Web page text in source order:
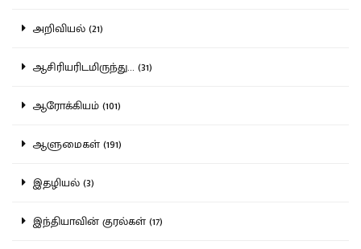
அறிவியல் (21)
ஆசிரியரிடமிருந்து... (31)
ஆரோக்கியம் (101)
ஆளுமைகள் (191)
இதழியல் (3)
இந்தியாவின் குரல்கள் (17)